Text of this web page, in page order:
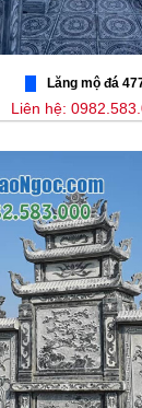
Lăng mộ đá
Liên hệ: